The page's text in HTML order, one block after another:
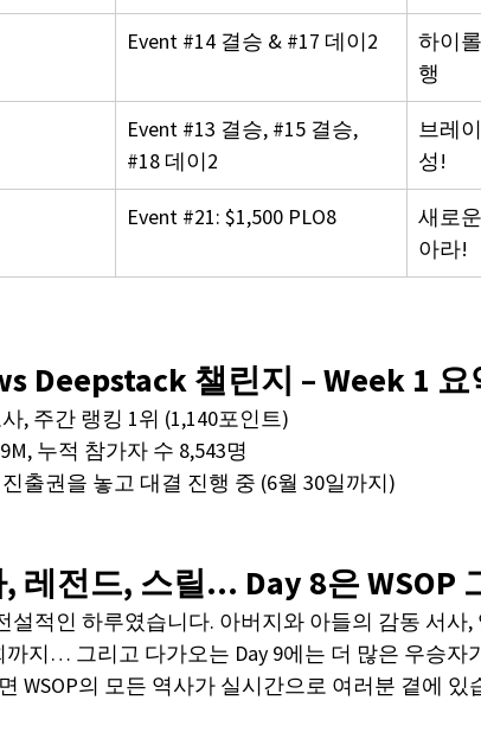
Event #14 결승 & #17 데이2
하이
행
Event #13 결승, #15 결승,
#18 데이2
브레
성!
Event #21: $1,500 PLO8
새로
아라!
Deepstack 챌린지 – Week 1 요
, 주간 랭킹 1위 (1,140포인트)
누적 참가자 수 8,543명
출권을 놓고 대결 진행 중 (6월 30일까지)
레전드, 스릴… Day 8은 WSOP
설적인 하루였습니다. 아버지와 아들의 감동 서사
지… 그리고 다가오는 Day 9에는 더 많은 우승자
WSOP의 모든 역사가 실시간으로 여러분 곁에 있